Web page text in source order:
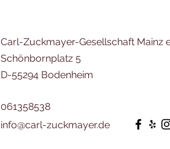
Carl-Zuckmayer-Gesellschaft Mainz
Schönbornplatz 5
D-55294 Bodenheim
061358538
info@carl-zuckmayer.de